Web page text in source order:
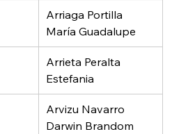
Arriaga Portilla
María Guadalupe
Arrieta Peralta
Estefania
Arvizu Navarro
Darwin Brandom